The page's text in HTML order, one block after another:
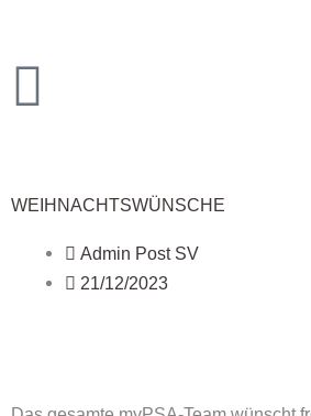
springen
WEIHNACHTSWÜNSCHE
Admin Post SV
21/12/2023